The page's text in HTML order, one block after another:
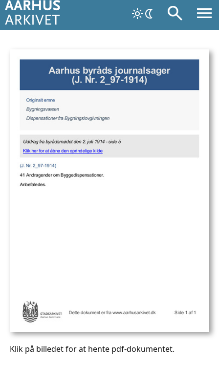
Klik på billedet for at hente pdf-dokumentet.